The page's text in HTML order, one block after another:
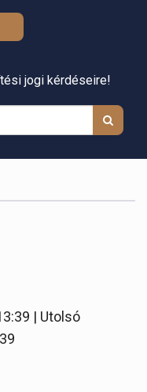
jogi kérdéseire!
| Utolsó